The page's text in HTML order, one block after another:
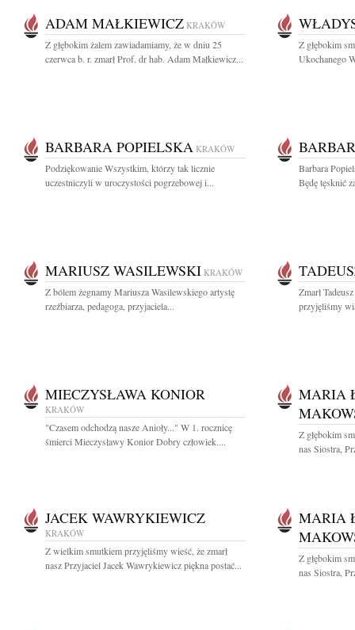
ADAM MAŁKIEWICZ KRAKÓW
Z głębokim żalem zawiadamiamy, że w dniu 25
czerwca b. r. zmarł Prof. dr hab. Adam Małkiewicz...
Z głębokim
Ukochanego
BARBARA POPIELSKA KRAKÓW
Podziękowanie Wszystkim, którzy tak licznie
uczestniczyli w uroczystości pogrzebowej i...
Barbara
Będę tęsknić
MARIUSZ WASILEWSKI KRAKÓW
Z bólem żegnamy Mariusza Wasilewskiego artystę
rzeźbiarza, pedagoga, przyjaciela...
Zmarł
przyjęliśmy
MIECZYSŁAWA KONIOR
KRAKÓW
"Czasem odchodzą nasze Anioły..." W 1. rocznicę
śmierci Mieczysławy Konior Dobry człowiek....
MARIA
Z głębokim
nas Siostra,
JACEK WAWRYKIEWICZ
KRAKÓW
Z wielkim smutkiem przyjęliśmy wieść, że zmarł
nasz Przyjaciel Jacek Wawrykiewicz piękna postać...
MARIA
Z głębokim
nas Siostra,